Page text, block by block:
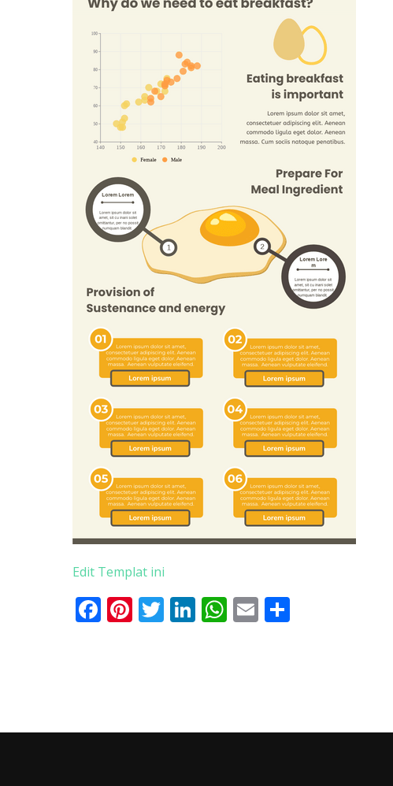
Edit Templat ini
Facebook
Pinterest
Twitter
LinkedIn
WhatsApp
Email